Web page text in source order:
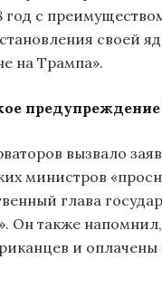
год с
своей
на Трампа».
предупреждение
вызвало
министров
глава
Он также
и